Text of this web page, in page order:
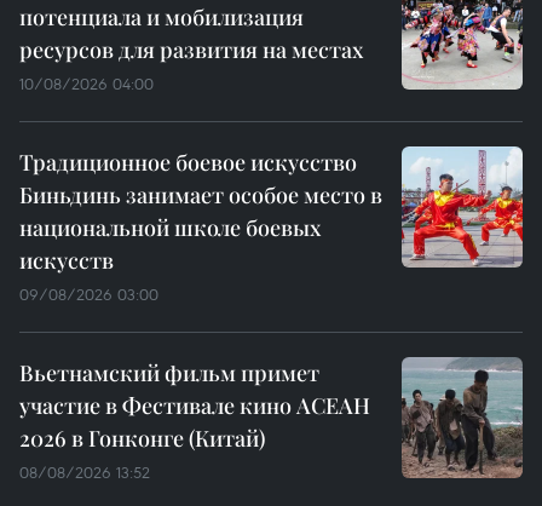
потенциала и мобилизация
ресурсов для развития на местах
10/08/2026 04:00
Традиционное боевое искусство
Биньдинь занимает особое место в
национальной школе боевых
искусств
09/08/2026 03:00
Вьетнамский фильм примет
участие в Фестивале кино АСЕАН
2026 в Гонконге (Китай)
08/08/2026 13:52